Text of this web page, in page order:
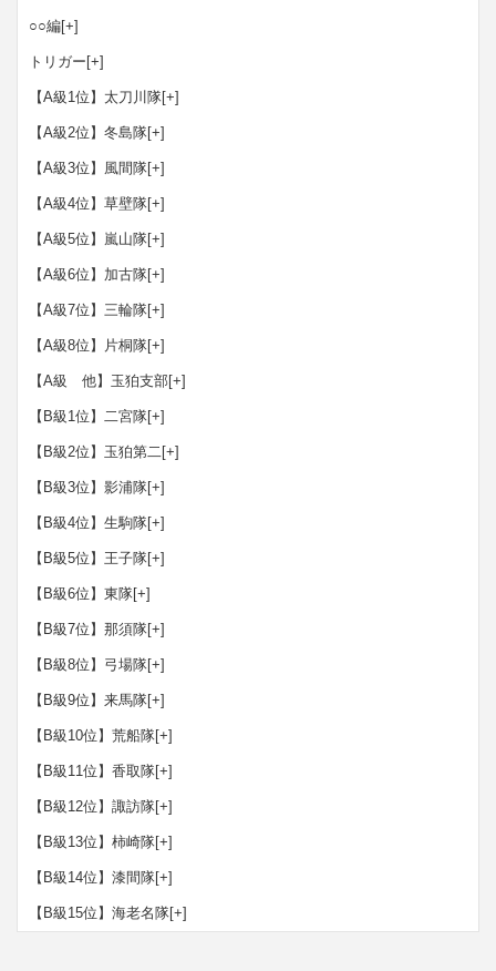
○○編[+]
トリガー [+]
【A級1位】太刀川隊[+]
【A級2位】冬島隊[+]
【A級3位】風間隊[+]
【A級4位】草壁隊[+]
【A級5位】嵐山隊[+]
【A級6位】加古隊[+]
【A級7位】三輪隊[+]
【A級8位】片桐隊[+]
【A級 他】玉狛支部[+]
【B級1位】二宮隊[+]
【B級2位】玉狛第二[+]
【B級3位】影浦隊[+]
【B級4位】生駒隊[+]
【B級5位】王子隊[+]
【B級6位】東隊[+]
【B級7位】那須隊[+]
【B級8位】弓場隊[+]
【B級9位】来馬隊[+]
【B級10位】荒船隊[+]
【B級11位】香取隊[+]
【B級12位】諏訪隊[+]
【B級13位】柿崎隊[+]
【B級14位】漆間隊[+]
【B級15位】海老名隊[+]